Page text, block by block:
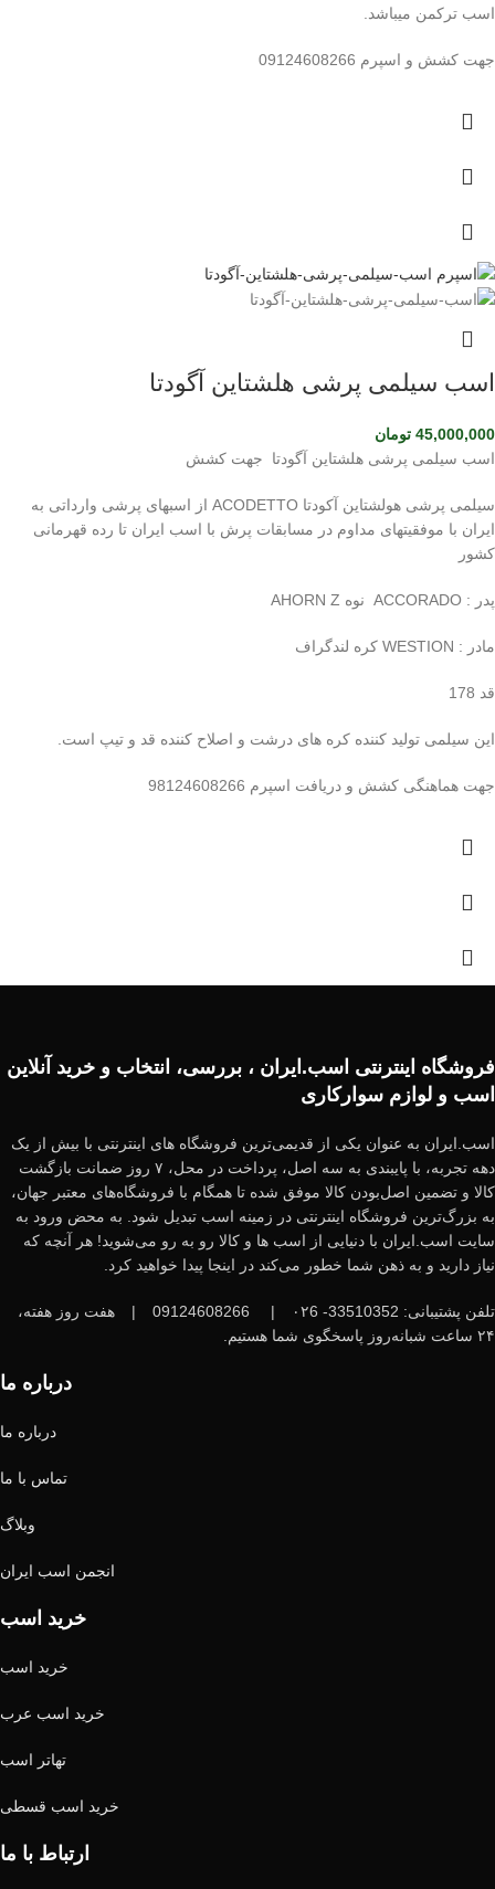
اسب ترکمن میباشد.
جهت کشش و اسپرم 09124608266
اسب سیلمی پرشی هلشتاین آگودتا
45,000,000 تومان
اسب سیلمی پرشی هلشتاین آگودتا جهت کشش
سیلمی پرشی هولشتاین آکودتا ACODETTO از اسبهای پرشی وارداتی به
ایران با موفقیتهای مداوم در مسابقات پرش با اسب ایران تا رده قهرمانی
کشور
پدر : ACCORADO نوه AHORN Z
مادر : WESTION کره لندگراف
قد 178
این سیلمی تولید کننده کره های درشت و اصلاح کننده قد و تیپ است.
جهت هماهنگی کشش و دریافت اسپرم 98124608266
فروشگاه اینترنتی اسب.ایران ، بررسی، انتخاب و خرید آنلاین
اسب و لوازم سوارکاری
اسب.ایران به عنوان یکی از قدیمی‌ترین فروشگاه های اینترنتی با بیش از یک
دهه تجربه، با پایبندی به سه اصل، پرداخت در محل، ۷ روز ضمانت بازگشت
کالا و تضمین اصل‌بودن کالا موفق شده تا همگام با فروشگاه‌های معتبر جهان،
به بزرگ‌ترین فروشگاه اینترنتی در زمینه اسب تبدیل شود. به محض ورود به
سایت اسب.ایران با دنیایی از اسب ها و کالا رو به رو می‌شوید! هر آنچه که
نیاز دارید و به ذهن شما خطور می‌کند در اینجا پیدا خواهید کرد.
تلفن پشتیبانی: 33510352- ۰۲6 |
|
هفت روز هفته،
۲۴ ساعت شبانه‌روز پاسخگوی شما هستیم.
درباره ما
درباره ما
تماس با ما
وبلاگ
انجمن اسب ایران
خرید اسب
خرید اسب
خرید اسب عرب
تهاتر اسب
خرید اسب قسطی
ارتباط با ما